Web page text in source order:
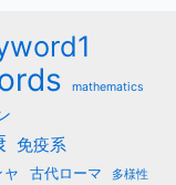
mathematics
免疫系
古代ローマ 多様性